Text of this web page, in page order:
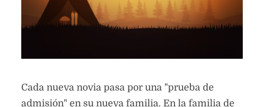
Cada nueva novia pasa por una "prueba de
admisión" en su nueva familia. En la familia de